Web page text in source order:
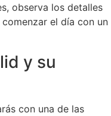
observa los detalles
el día con un
y su
con una de las